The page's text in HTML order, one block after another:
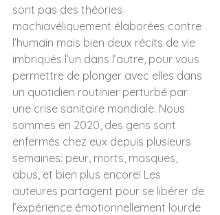
sont pas des théories
machiavéliquement élaborées contre
l’humain mais bien deux récits de vie
imbriqués l’un dans l’autre, pour vous
permettre de plonger avec elles dans
un quotidien routinier perturbé par
une crise sanitaire mondiale. Nous
sommes en 2020, des gens sont
enfermés chez eux depuis plusieurs
semaines: peur, morts, masques,
abus, et bien plus encore! Les
auteures partagent pour se libérer de
l’expérience émotionnellement lourde